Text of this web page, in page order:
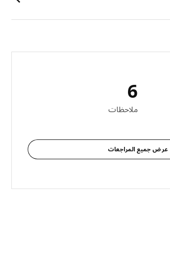
6
ملاحظات
عرض جميع المراجعات